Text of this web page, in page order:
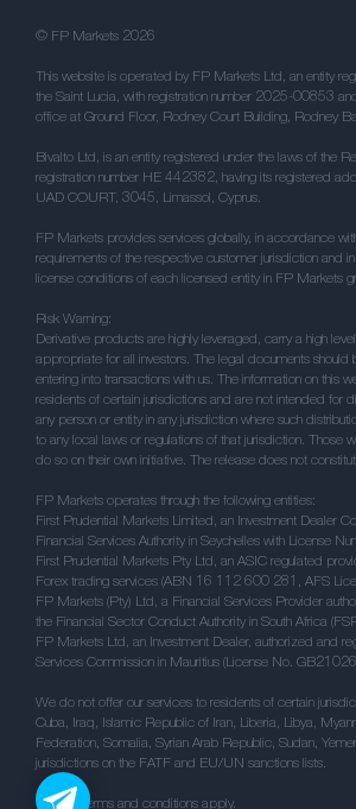
© FP Markets 2026
This website is operated by FP Markets Ltd, an entity
the Saint Lucia, with registration number 2025-00853
office at Ground Floor, Rodney Court Building, Rodney
Bivalto Ltd, is an entity registered under the laws of the
registration number HE 442382, having its registered
UAD COURT, 3045, Limassol, Cyprus.
FP Markets provides services globally, in accordance
requirements of the respective customer jurisdiction and
license conditions of each licensed entity in FP Markets
Risk Warning:
Derivative products are highly leveraged, carry a high
appropriate for all investors. The legal documents should
entering into transactions with us. The information on this
residents of certain jurisdictions and are not intended for
any person or entity in any jurisdiction where such
to any local laws or regulations of that jurisdiction. Those
do so on their own initiative. The release does not
FP Markets operates through the following entities:
First Prudential Markets Limited, an Investment Dealer
Financial Services Authority in Seychelles with License
First Prudential Markets Pty Ltd, an ASIC regulated
Forex trading services (ABN 16 112 600 281, AFS
FP Markets (Pty) Ltd, a Financial Services Provider
the Financial Sector Conduct Authority in South Africa
FP Markets Ltd, an Investment Dealer, authorized and
Services Commission in Mauritius (License No.
We do not offer our services to residents of certain
Cuba, Iraq, Islamic Republic of Iran, Liberia, Libya,
Federation, Somalia, Syrian Arab Republic, Sudan,
jurisdictions on the FATF and EU/UN sanctions lists.
** / ^^ Terms and conditions apply.